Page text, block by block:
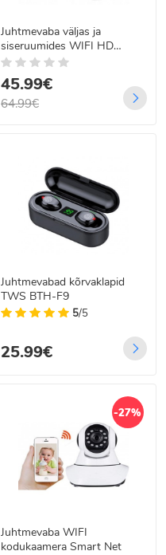
Juhtmevaba väljas ja
siseruumides WIFI HD
turvakaamera
45.99€
64.99€
Juhtmevabad kõrvaklapid
TWS BTH-F9
5/5
25.99€
-27%
Juhtmevaba WIFI
kodukaamera Smart Net